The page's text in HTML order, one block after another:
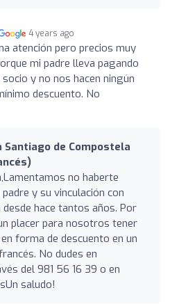
4 years ago
atención pero precios muy
mi padre lleva pagando
y no nos hacen ningún
descuento. No
Santiago de Compostela
no haberte
y su vinculación con
hace tantos años. Por
placer para nosotros tener
forma de descuento en un
No dudes en
del 981 56 16 39 o en
saludo!